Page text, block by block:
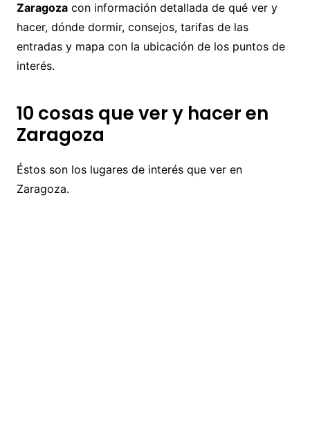
Zaragozacon información detallada de qué ver y
hacer, dónde dormir, consejos, tarifas de las
entradas y mapa con la ubicación de los puntos de
interés.
10 cosas que ver y hacer en
Zaragoza
Éstos son los lugares de interés que ver en
Zaragoza.